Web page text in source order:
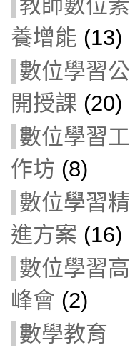
教師數位素
養增能 (13)
數位學習公
開授課 (20)
數位學習工
作坊 (8)
數位學習精
進方案 (16)
數位學習高
峰會 (2)
數學教育